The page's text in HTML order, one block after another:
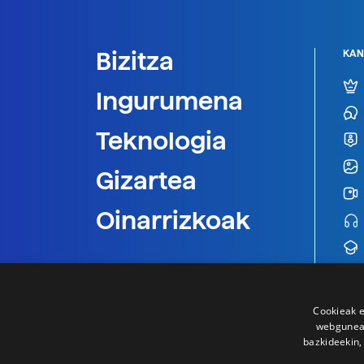
Bizitza
Ingurumena
Teknologia
Gizartea
Oinarrizkoak
Cookieak